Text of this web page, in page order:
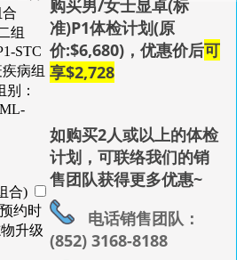
组
STC
病组
别：
合)
约时
升级
购买男/女士显卓(标
准)P1体检计划(原
价:$6,680)，优惠价后可
享$2,728
如购买2人或以上的体检
计划，可联络我们的销
售团队获得更多优惠~
电话销售团队：
(852) 3168-8188